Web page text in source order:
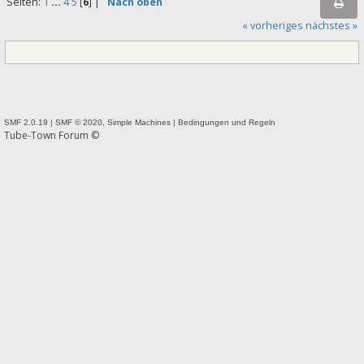
« vorheriges nächstes »
SMF 2.0.19 SMF © 2020, Simple Machines Bedingungen und Regeln
Tube-Town Forum ©